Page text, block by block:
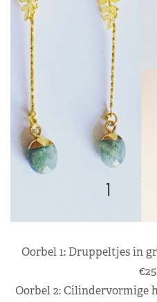
Oorbel 1: Druppeltjes in
Oorbel 2: Cilindervormige